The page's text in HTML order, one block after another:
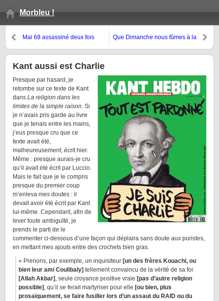
Morbleu !
Mai 68 assassiné deux fois
Que Dimanche nous fûmes à la
Kant aussi est Charlie
Presque par hasard, je
retombe sur ce texte de Kant
dans La religion dans les
limites de la simple raison. Si
je n’avais pris garde au livre
que je tenais entre les mains,
j’eus presque cru que ce
texte avait été,
malheureusement, écrit hier.
Même : presque aurais-je cru
qu’il avait été écrit par Luccio.
Mais le fait que je le compris
presque du premier coup
m’enleva mes doutes : il
devait avoir été écrit par Kant
lui-même. Cependant, afin de
lever toute ambiguïté, je
prends le parti de le
commenter ci-dessous d’une façon qui déplaira sans doute aux puristes,
en mettant mes ajouts entre des crochets bien gras.
« Prenons, par exemple, un inquisiteur [un des frères Kouachi, ou
bien leur ami Coulibaly] tellement convaincu de la vérité de sa foi
[Allah Akbar] , seule croyance positive vraie [pas d’autre religion
possible] , qu’il se ferait martyriser pour elle [ou bien, plus
prosaïquement, se faire fusiller lors d’un assaut du RAID ou du